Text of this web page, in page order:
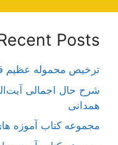
Posts
ترخیص محموله عظیم
شرح حال اجمالی
همدانی
مجموعه کتاب آموزه